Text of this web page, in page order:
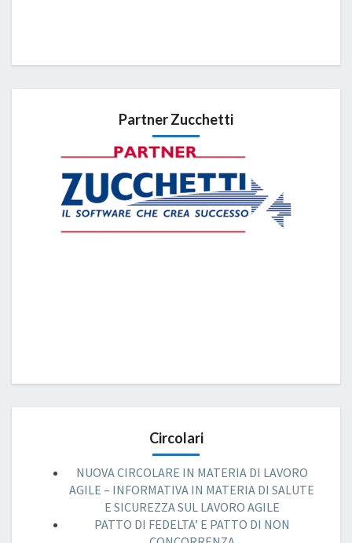
Partner Zucchetti
Circolari
NUOVA CIRCOLARE IN MATERIA DI LAVORO
AGILE – INFORMATIVA IN MATERIA DI SALUTE
E SICUREZZA SUL LAVORO AGILE
PATTO DI FEDELTA’ E PATTO DI NON